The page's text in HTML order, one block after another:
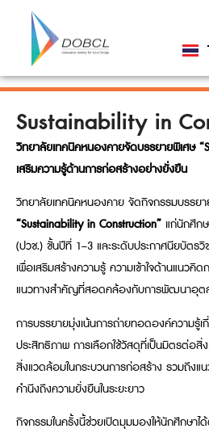
Sustainability in
วิทยาลัยเทคนิคหนองคายจัดบรรยายพิเศษ
เสริมความรู้ด้านการก่อสร้างอย่างยั่งยืน
วิทยาลัยเทคนิคหนองคาย จัดกิจกรรมบรรยา
“Sustainability in Construction” แก่นักศึก
(ปวช.) ชั้นปีที่ 1–3 และระดับประกาศนียบัตร
เพื่อเสริมสร้างความรู้ ความเข้าใจด้านแนวคิ
แนวทางสำคัญที่สอดคล้องกับการพัฒนาอุต
การบรรยายมุ่งเน้นการถ่ายทอดองค์ความรู้
ประสิทธิภาพ การเลือกใช้วัสดุที่เป็นมิตรต่อ
สิ่งแวดล้อมในกระบวนการก่อสร้าง รวมถึง
คำนึงถึงความยั่งยืนในระยะยาว
กิจกรรมในครั้งนี้ช่วยเปิดมุมมองให้นักศึกษา